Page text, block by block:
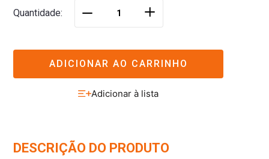
Quantidade ＋
ADICIONAR AO CARRINHO
DESCRIÇÃO DO PRODUTO